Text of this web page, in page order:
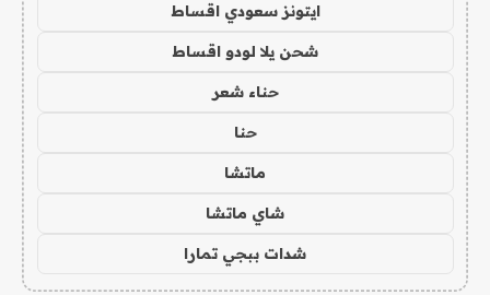
ايتونز سعودي اقساط
شحن يلا لودو اقساط
حناء شعر
حنا
ماتشا
شاي ماتشا
شدات ببجي تمارا